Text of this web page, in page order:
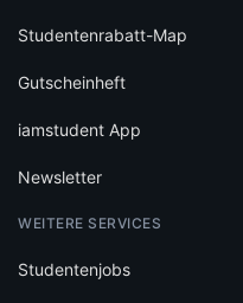
Studentenrabatt-Map
Gutscheinheft
iamstudent App
Newsletter
WEITERE SERVICES
Studentenjobs